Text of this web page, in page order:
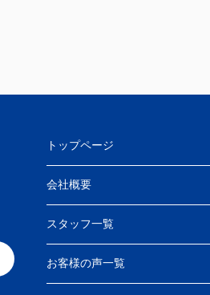
トップページ
会社概要
スタッフ一覧
お客様の声一覧